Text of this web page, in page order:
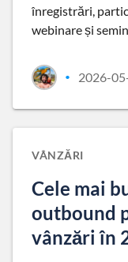
înregistrări,
webinare și
• 2026-
VÂNZĂRI
Cele mai
outbound
vânzări în